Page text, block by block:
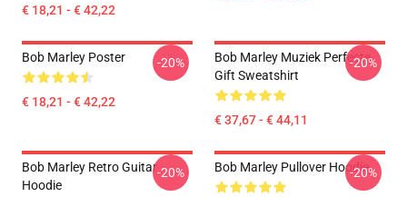
€ 18,21 - € 42,22
Bob Marley Poster
€ 18,21 - € 42,22
-20%
Bob Marley Muziek Perfecte
Gift Sweatshirt
€ 37,67 - € 44,11
-20%
Bob Marley Retro Guitar
Hoodie
-20% Bob Marley Pullover Hoodie
-20%